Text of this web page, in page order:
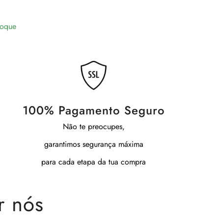
100% Pagamento Seguro
Não te preocupes,
garantimos segurança máxima
para cada etapa da tua compra
nós